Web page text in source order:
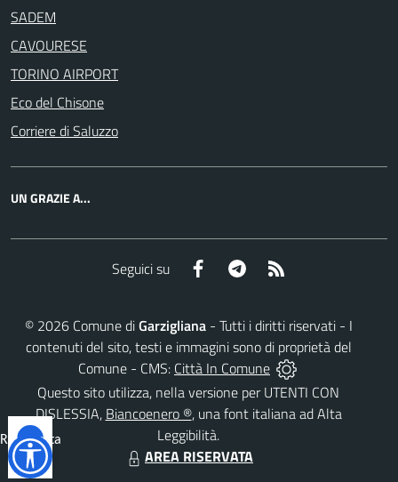
SADEM
CAVOURESE
TORINO AIRPORT
Eco del Chisone
Corriere di Saluzzo
UN GRAZIE A...
Seguici su Facebook Telegram
© 2026Comune diGarzigliana- Tutti i diritti riservati - I
contenuti del sito, testi e immagini sono di proprietà del
Comune - CMS: Città In Comune
Questo sito utilizza, nella versione per UTENTI CON
DISLESSIA, Biancoenero ®, una font italiana ad Alta
Leggibilità.
AREA RISERVATA
Reimposta
tutto